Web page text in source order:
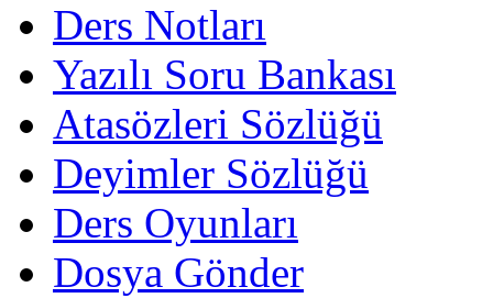
Ders Notları
Yazılı Soru Bankası
Atasözleri Sözlüğü
Deyimler Sözlüğü
Ders Oyunları
Dosya Gönder